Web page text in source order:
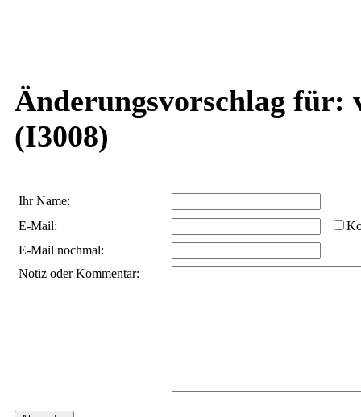
Änderungsvorschlag
(I3008)
Ihr Name:
E-Mail:
E-Mail nochmal:
Notiz oder Kommentar: